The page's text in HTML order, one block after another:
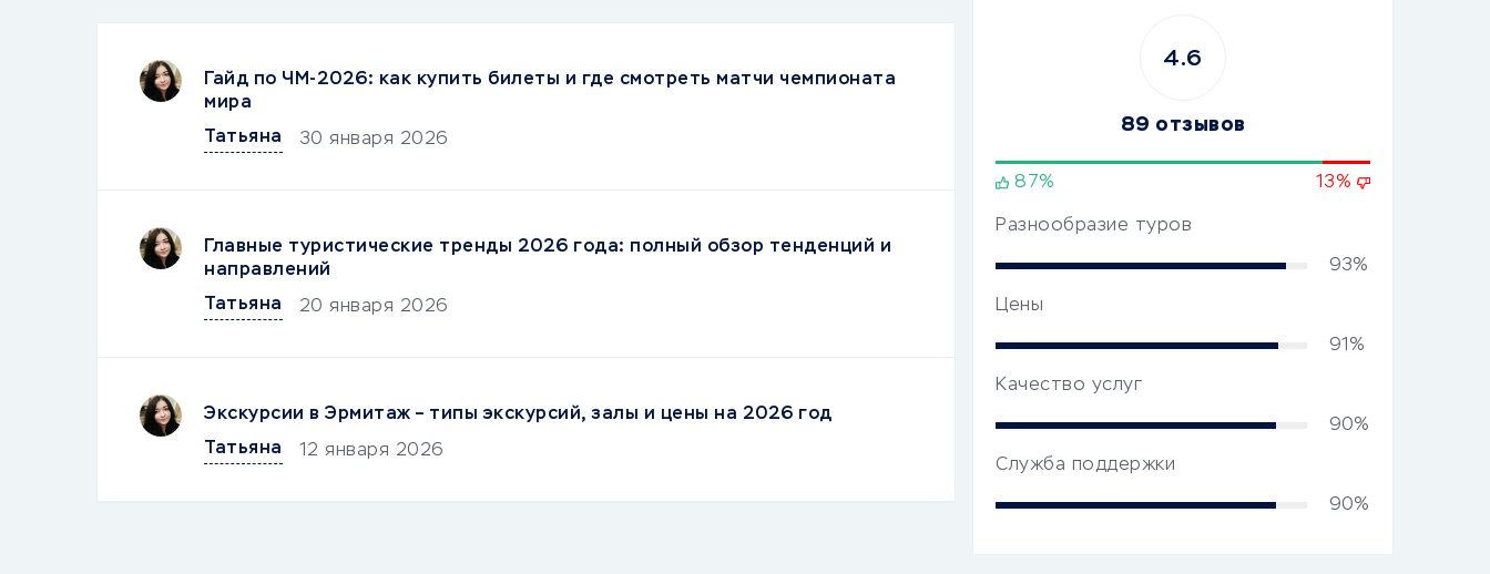
Гайд по ЧМ-2026: как купить билеты и где смотреть матчи чемпионата
мира
Татьяна
30 января 2026
Главные туристические тренды 2026 года: полный обзор тенденций и
направлений
Татьяна
20 января 2026
Экскурсии в Эрмитаж – типы экскурсий, залы и цены на 2026 год
Татьяна
12 января 2026
4.6
89 отзывов
87% 13%
Разнообразие туров
93%
Цены
91%
Качество услуг
90%
Служба поддержки
90%